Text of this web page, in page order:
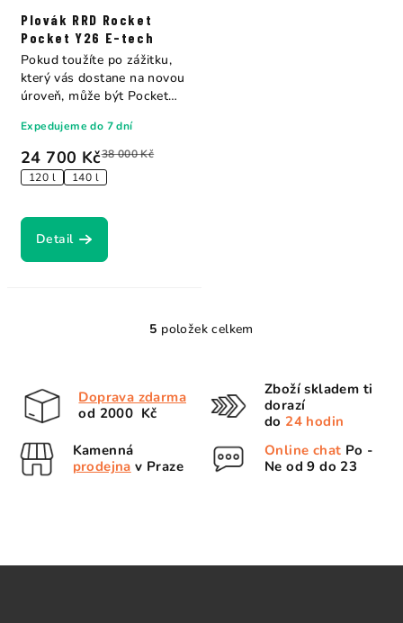
Plovák RRD Rocket
Pocket Y26 E-tech
24 700 Kč38 000 Kč
120 l
140 l
Expedujeme do 7 dní
Detail
Pokud toužíte po zážitku,
který vás dostane na novou
úroveň, může být Pocket
O
k
5 položek celkem
Doprava zdarma
od 2000 Kč
Zboží skladem ti
dorazí
do 24 hodin
Kamenná
prodejna v Praze
Online chat Po -
Ne od 9 do 23